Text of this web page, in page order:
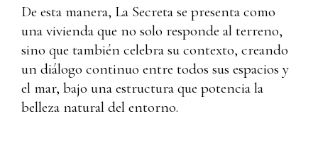
De esta manera, La Secreta se presenta como
una vivienda que no solo responde al terreno,
sino que también celebra su contexto, creando
un diálogo continuo entre todos sus espacios y
el mar, bajo una estructura que potencia la
belleza natural del entorno.